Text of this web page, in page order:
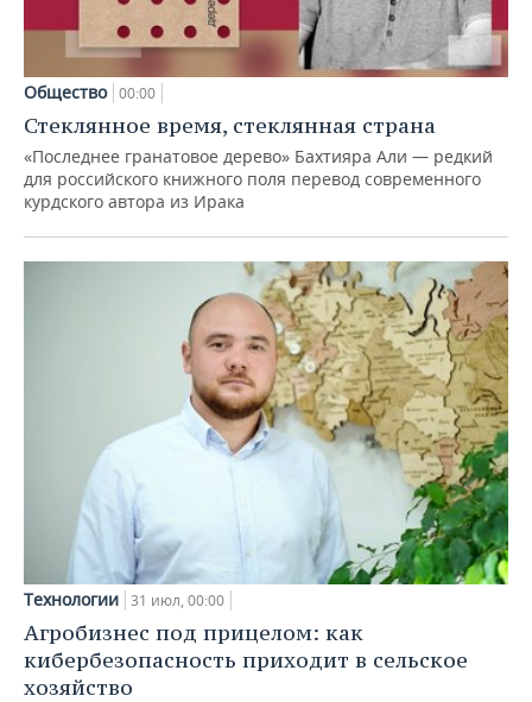
Общество 00:00
Стеклянное время, стеклянная страна
«Последнее гранатовое дерево» Бахтияра Али — редкий
для российского книжного поля перевод современного
курдского автора из Ирака
Технологии 31 июл, 00:00
Агробизнес под прицелом: как
кибербезопасность приходит в сельское
хозяйство